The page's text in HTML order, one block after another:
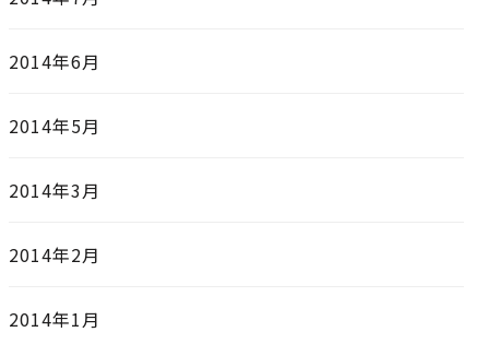
2014年6月
2014年5月
2014年3月
2014年2月
2014年1月